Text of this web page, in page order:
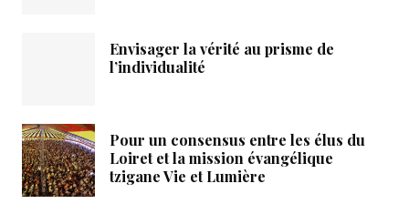
Envisager la vérité au prisme de
l’individualité
Pour un consensus entre les élus du
Loiret et la mission évangélique
tzigane Vie et Lumière